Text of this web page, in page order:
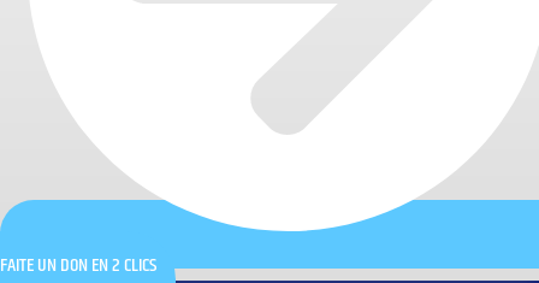
FAITE UN DON EN 2 CLICS